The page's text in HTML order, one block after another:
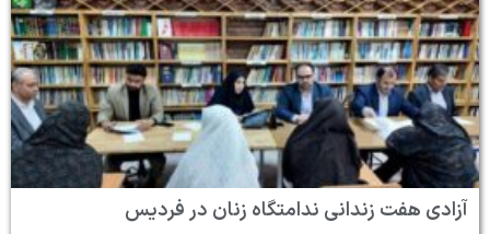
آزادی هفت زندانی ندامتگاه زنان در فردیس